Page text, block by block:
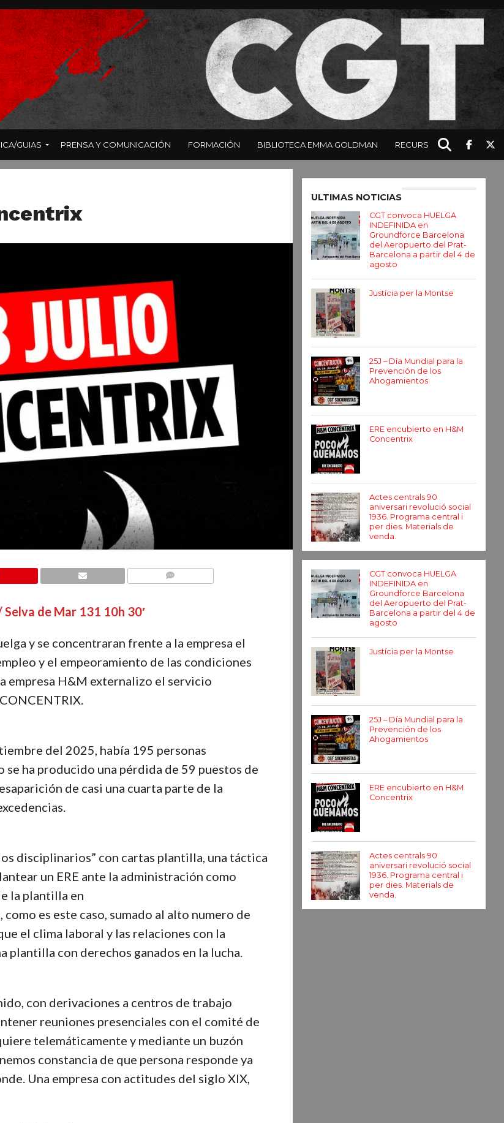
GUIAS PRENSA Y COMUNICACIÓN FORMACIÓN BIBLIOTECA EMMA GOLDMAN RECURSOS
de Mar 131 10h 30′
y se concentraran frente a la empresa el
y el empeoramiento de las condiciones
empresa H&M externalizo el servicio
del 2025, había 195 personas
ha producido una pérdida de 59 puestos de
de casi una cuarta parte de la
disciplinarios” con cartas plantilla, una táctica
un ERE ante la administración como
la plantilla en
es este caso, sumado al alto numero de
el clima laboral y las relaciones con la
plantilla con derechos ganados en la lucha.
con derivaciones a centros de trabajo
reuniones presenciales con el comité de
telemáticamente y mediante un buzón
constancia de que persona responde ya
Una empresa con actitudes del siglo XIX,
ULTIMAS NOTICIAS
CGT convoca HUELGA
INDEFINIDA en
Groundforce Barcelona
del Aeropuerto del Prat-
Barcelona a partir del 4 de
agosto
Justícia per la Montse
25J – Día Mundial para la
Prevención de los
Ahogamientos
ERE encubierto en H&M
Concentrix
Actes centrals 90
aniversari revolució social
1936. Programa central i
per dies. Materials de
venda.
CGT convoca HUELGA
INDEFINIDA en
Groundforce Barcelona
del Aeropuerto del Prat-
Barcelona a partir del 4 de
agosto
Justícia per la Montse
25J – Día Mundial para la
Prevención de los
Ahogamientos
ERE encubierto en H&M
Concentrix
Actes centrals 90
aniversari revolució social
1936. Programa central i
per dies. Materials de
venda.